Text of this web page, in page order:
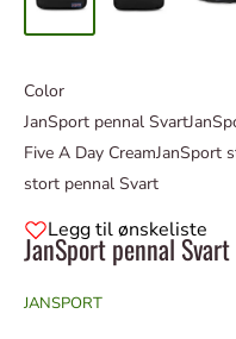
Color
JanSport pennal Svart
Five A Day CreamJanSport
stort pennal Svart
Legg til ønskeliste
JanSport pennal Svart
JANSPORT